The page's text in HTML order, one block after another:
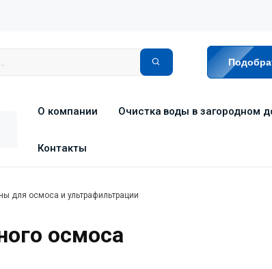
О компании Очистка воды в загородном
Контакты
для осмоса и ультрафильтрации
осмоса